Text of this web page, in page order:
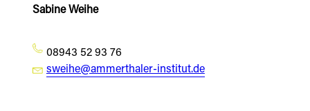
Sabine Weihe
08943 52 93 76
sweihe@ammerthaler-institut.de